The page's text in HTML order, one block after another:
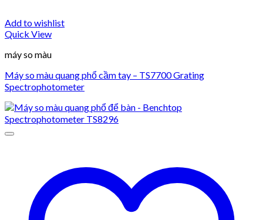
Add to wishlist
Quick View
máy so màu
Máy so màu quang phổ cầm tay – TS7700 Grating
Spectrophotometer